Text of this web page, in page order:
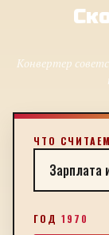
Конвертер
ЧТО СЧИТАЕМ
ГОД 1970